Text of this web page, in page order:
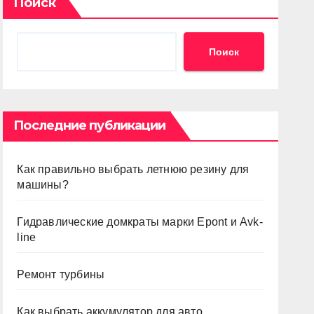
Поиск
Последние публикации
Как правильно выбрать летнюю резину для
машины?
Гидравлические домкраты марки Epont и Avk-
line
Ремонт турбины
Как выбрать аккумулятор для авто